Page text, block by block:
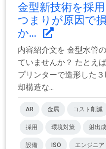
金型新技術を採
つまりが原因で
か...
内容紹介文を 金型水管
ていませんか？ たとえ
プリンターで造形した
却構造な...
AR 金属 コスト削減
採用 環境対策 射出
設備 ISO エンジニア